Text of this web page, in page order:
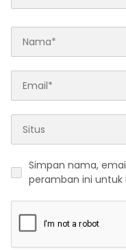
Simpan nama,
peramban ini untuk